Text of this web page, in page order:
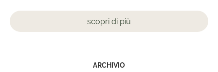
scopri di più
ARCHIVIO